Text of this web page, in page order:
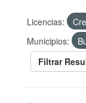
Licencias:
Municipios:
Filtrar